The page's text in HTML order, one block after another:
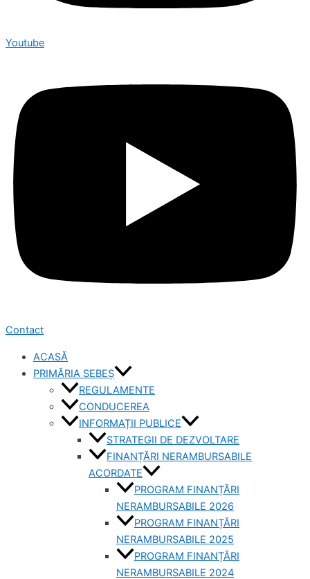
Youtube
Contact
ACASĂ
PRIMĂRIA SEBEȘ
REGULAMENTE
CONDUCEREA
INFORMAȚII PUBLICE
STRATEGII DE DEZVOLTARE
FINANȚĂRI NERAMBURSABILE
ACORDATE
PROGRAM FINANȚĂRI
NERAMBURSABILE 2026
PROGRAM FINANȚĂRI
NERAMBURSABILE 2025
PROGRAM FINANȚĂRI
NERAMBURSABILE 2024